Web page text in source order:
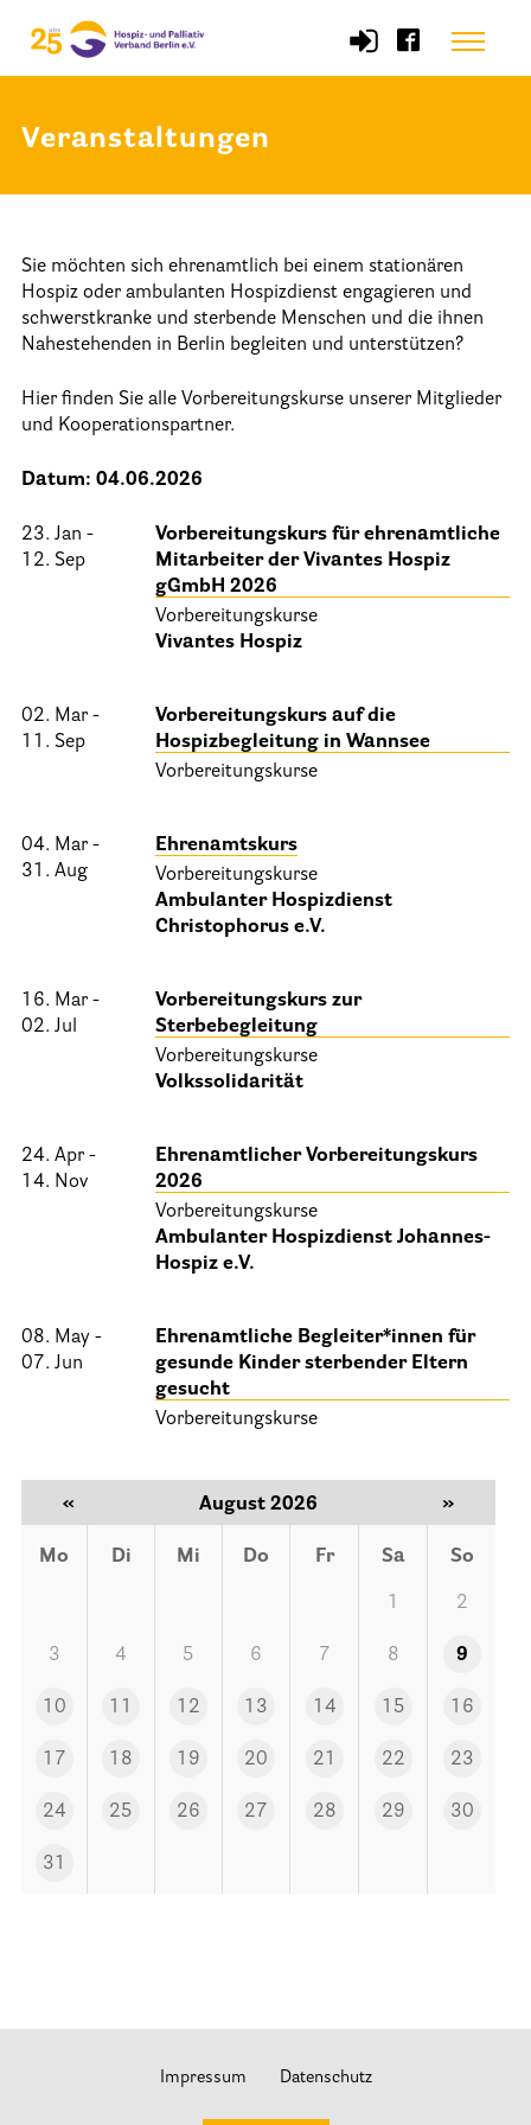
Menu
Start
Selbstverständnis und Leitsätze
Satzung des HPV Berlin e.V.
Mitgliedschaft im Verband
Vorstand des HPV Berlin
Mitgliederbereich (Intranet)
Informationen
Hospizgedanke
Betreuung Zuhause
Betreuung im Pflegeheim
Kinder und Jugendliche
Betreuung im Krankenhaus
Patientenverfügung – Vorsorgevollmacht –
Veranstaltungen
25 Jahre HPV Berlin – Festakt am 19. Okt. 2024
Berliner Werkstattgespräche zur Hospiz- und Palliativarbeit
Berliner Hospizforen
Aktion: Letzte Wünsche Wand
Presse & Aktuelles
Tageshospize
Ambulante Hospizdienste
Kinder- und Jugendhospize und -hospizdienste
Palliative Pflegedienste
Beratungsstelle(n)
Veranstaltungen
Sie möchten sich ehrenamtlich bei einem stationären
Hospiz oder ambulanten Hospizdienst engagieren und
schwerstkranke und sterbende Menschen und die ihnen
Nahestehenden in Berlin begleiten und unterstützen?
Hier finden Sie alle Vorbereitungskurse unserer Mitglieder
und Kooperationspartner.
Datum: 04.06.2026
23. Jan -
12. Sep
Vorbereitungskurs für ehrenamtliche
Mitarbeiter der Vivantes Hospiz
gGmbH 2026
Vorbereitungskurse
Vivantes Hospiz
02. Mar -
11. Sep
Vorbereitungskurs auf die
Hospizbegleitung in Wannsee
Vorbereitungskurse
04. Mar -
31. Aug
Ehrenamtskurs
Vorbereitungskurse
Ambulanter Hospizdienst
Christophorus e.V.
16. Mar -
02. Jul
Vorbereitungskurs zur
Sterbebegleitung
Vorbereitungskurse
Volkssolidarität
24. Apr -
14. Nov
Ehrenamtlicher Vorbereitungskurs
2026
Vorbereitungskurse
Ambulanter Hospizdienst Johannes-
Hospiz e.V.
08. May -
07. Jun
Ehrenamtliche Begleiter*innen für
gesunde Kinder sterbender Eltern
gesucht
Vorbereitungskurse
« August 2026 »
Mo Di Mi Do Fr Sa So
1 2
3 4 5 6 7 8 9
10 11 12 13 14 15 16
17 18 19 20 21 22 23
24 25 26 27 28 29 30
31
Impressum Datenschutz